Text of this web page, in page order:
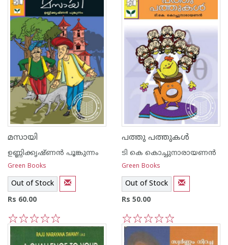
മസായി
ഉണ്ണിക്കൃഷ്ണന്‍ പൂങ്കുന്നം
Green Books
Out of Stock
Rs 60.00
5
4
3
2
1
പത്തു പത്തുകള്‍
ടി കെ കൊച്ചുനാരായണന്‍
Green Books
Out of Stock
Rs 50.00
5
4
3
2
1